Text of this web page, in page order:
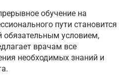
обучение на
пути становится
обязательным условием,
врачам все
необходимых знаний и